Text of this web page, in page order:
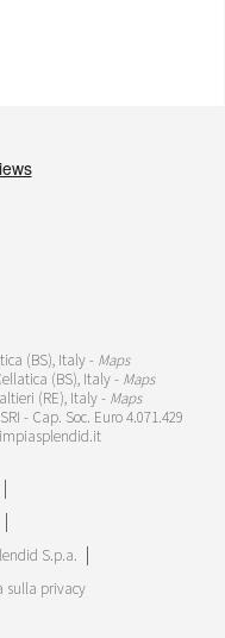
(BS), Italy - Maps
(BS), Italy - Maps
(RE), Italy - Maps
- Cap. Soc. Euro 4.071.429
S.p.a.
sulla privacy